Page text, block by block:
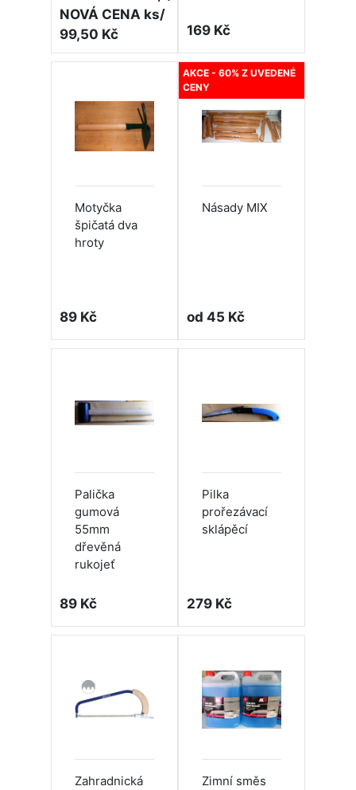
NOVÁ CENA ks/
99,50 Kč
169 Kč
Motyčka
špičatá dva
hroty
89 Kč
AKCE - 60% Z UVEDENÉ
CENY
Násady MIX
od 45 Kč
Palička
gumová
55mm
dřevěná
rukojeť
89 Kč
Pilka
prořezávací
sklápěcí
279 Kč
Zahradnická
Zimní směs